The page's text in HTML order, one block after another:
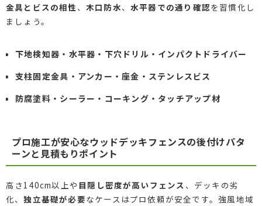
金具とビスの相性 、 木口防水、 水平器での通り確認を習慣化し
ましょう。
下地検知器・水平器・下穴ドリル・インパクトドライバー
支柱固定金具・アンカー・座金・ステンレスビス
防腐塗料・シーラー・コーキング・タッチアップ材
プロ施工が安心なウッドデッキフェンスの後付けパタ
ーンと見積もりポイント
高さ140cm以上や 目隠し密度が高いフェンス 、デッキの劣
化、独立基礎が必要なケースはプロ依頼が安全です。強風地域